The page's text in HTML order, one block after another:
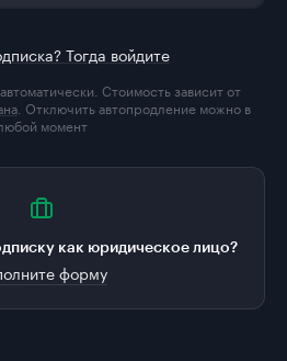
Тогда войдите
Стоимость зависит от
. Отключить автопродление можно в
момент
как юридическое лицо?
форму